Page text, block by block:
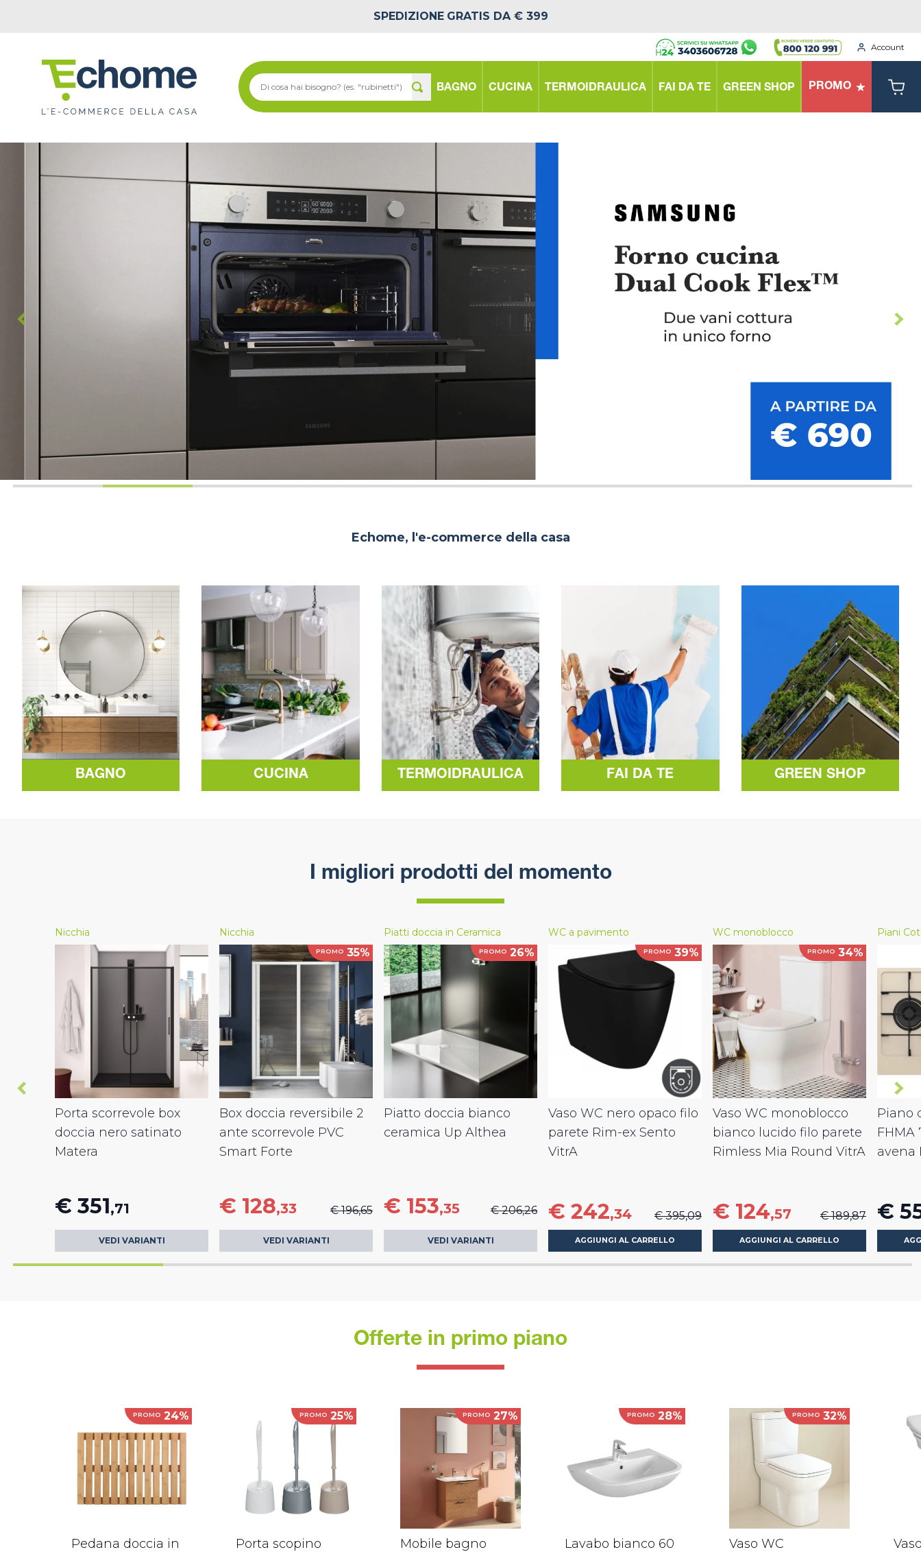
SPEDIZIONE GRATIS DA € 399
Account
BAGNO CUCINA TERMOIDRAULICA FAI DA TE GREEN SHOP PROMO
Echome, l'e-commerce della casa
BAGNO CUCINA TERMOIDRAULICA FAI DA TE GREEN SHOP
I migliori prodotti del momento
Nicchia
Porta scorrevole box
doccia nero satinato
Matera
€ 351,71
VEDI VARIANTI
Nicchia
PROMO 35%
Box doccia reversibile 2
ante scorrevole PVC
Smart Forte
€ 128,33 € 196,65
VEDI VARIANTI
Piatti doccia in Ceramica
PROMO 26%
Piatto doccia bianco
ceramica Up Althea
€ 153,35 € 206,26
VEDI VARIANTI
WC a pavimento
PROMO 39%
Vaso WC nero opaco filo
parete Rim-ex Sento
VitrA
€ 242,34 € 395,09
AGGIUNGI AL CARRELLO
WC monoblocco
PROMO 34%
Vaso WC monoblocco
bianco lucido filo parete
Rimless Mia Round VitrA
€ 124,57 € 189,87
AGGIUNGI AL CARRELLO
Piani
Piano
FHMA
avena
€
Offerte in primo piano
PROMO 24%
Pedana doccia in
PROMO 25%
Porta scopino
PROMO 27%
Mobile bagno
PROMO 28%
Lavabo bianco 60
PROMO 32%
Vaso WC